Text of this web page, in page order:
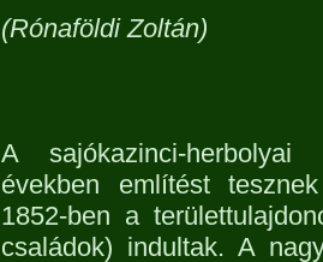
(Rónaföldi Zoltán)
A sajókazinci-herbolyai
években említést
1852-ben a
családok) indultak. A